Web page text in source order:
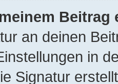
an deinen
in
Signatur